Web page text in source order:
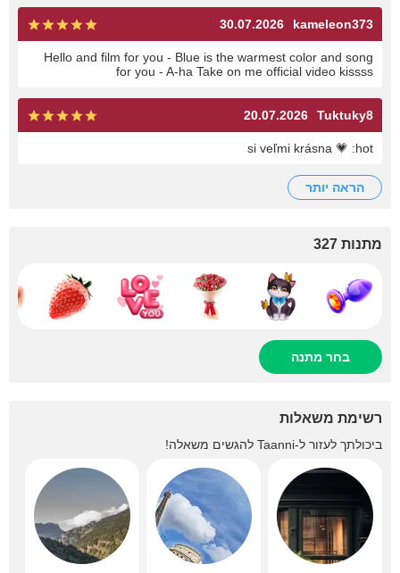
kameleon373
30.07.2026
Hello and film for you - Blue is the warmest color and song
for you - A-ha Take on me official video kissss
Tuktuky8
20.07.2026
si veľmi krásna 💗 :hot
הראה יותר
מתנות 327
בחר מתנה
רשימת משאלות
ביכולתך לעזור ל-Taanni להגשים משאלה!